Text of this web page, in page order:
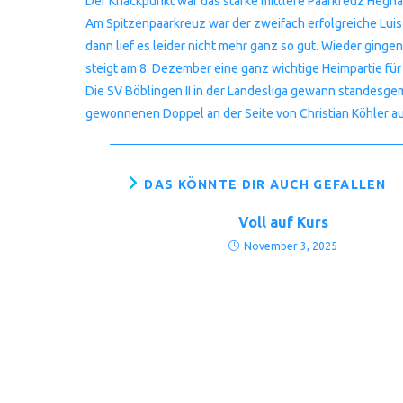
Am Spitzenpaarkreuz war der zweifach erfolgreiche
dann lief es leider nicht mehr ganz so gut. Wieder
steigt am 8. Dezember eine ganz wichtige Heimpartie
Die SV Böblingen II in der Landesliga gewann
gewonnenen Doppel an der Seite von Christian Köhler
DAS KÖNNTE DIR AUCH GEFALLEN
Voll auf Kurs
November 3, 2025